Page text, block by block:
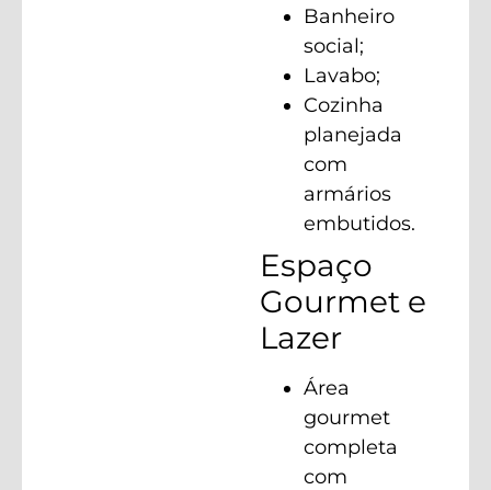
Banheiro
social;
Lavabo;
Cozinha
planejada
com
armários
embutidos.
Espaço
Gourmet e
Lazer
Área
gourmet
completa
com